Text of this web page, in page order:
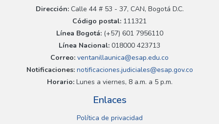
Dirección:Calle 44 # 53 - 37, CAN, Bogotá D.C.
Código postal: 111321
Línea Bogotá:(+57) 601 7956110
Línea Nacional: 018000 423713
Correo: ventanillaunica@esap.edu.co
Notificaciones:notificaciones.judiciales@esap.gov.co
Horario:Lunes a viernes, 8 a.m. a 5 p.m.
Enlaces
Política de privacidad